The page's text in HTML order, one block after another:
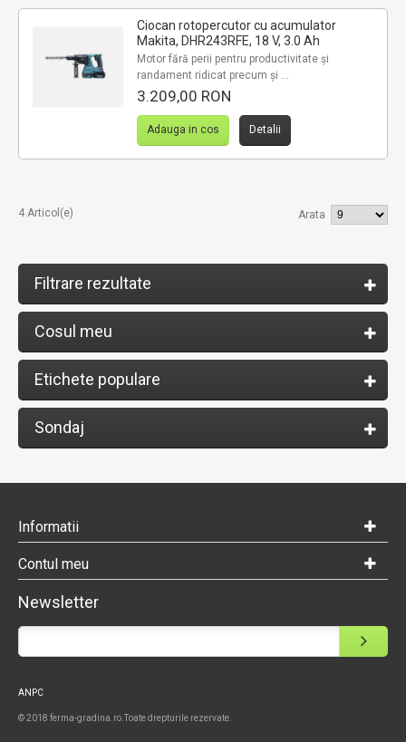
Ciocan rotopercutor cu acumulator
Makita, DHR243RFE, 18 V, 3.0 Ah
Motor fără perii pentru productivitate și
randament ridicat precum și ...
3.209,00 RON
Adauga in cos Detalii
4 Articol(e) Arata
Filtrare rezultate
Cosul meu
Etichete populare
Sondaj
Informatii
Contul meu
Newsletter
ANPC
© 2018 ferma-gradina.ro.Toate drepturile rezervate.